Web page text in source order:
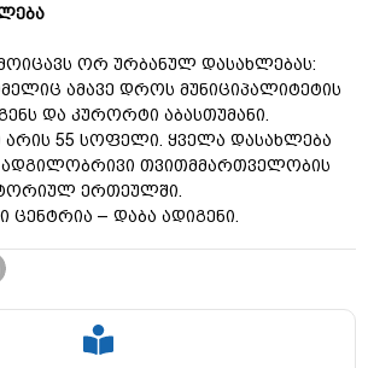
ორ ურბანულ დასახლებას:
ამავე დროს მუნიციპალიტეტის
და კურორტი აბასთუმანი.
არის 55 სოფელი. ყველა დასახლება
ადგილობრივი თვითმმართველობის
ერთეულში.
ცენტრია – დაბა ადიგენი.